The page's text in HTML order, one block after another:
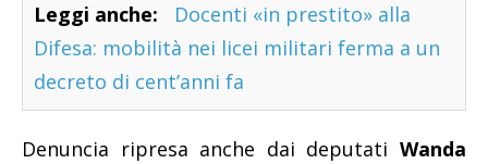
Leggi anche:
Docenti «in prestito» alla
Difesa: mobilità nei licei militari ferma a un
decreto di cent’anni fa
Denuncia ripresa anche dai deputati Wanda